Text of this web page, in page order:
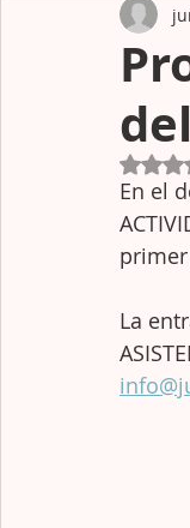
Onda PK
Concurso de
En el
La